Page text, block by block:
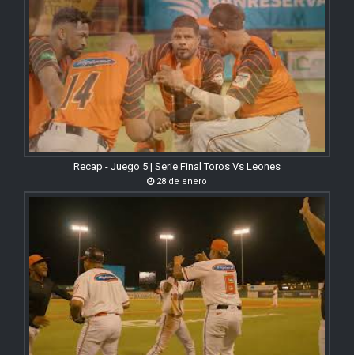
Recap - Juego 5 | Serie Final Toros Vs Leones
28 de enero